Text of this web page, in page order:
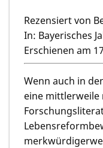
Rezensiert von
In: Bayerisches
Erschienen am
Wenn auch in
eine mittlerweile